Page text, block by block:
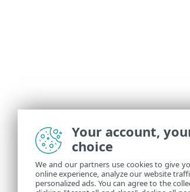
Your account,
choice
We and our partners use cookies to give
online experience, analyze our website
personalized ads. You can agree to the